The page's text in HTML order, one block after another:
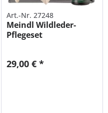
Art.-Nr. 27248
Meindl Wildleder-
Pflegeset
29,00 € *